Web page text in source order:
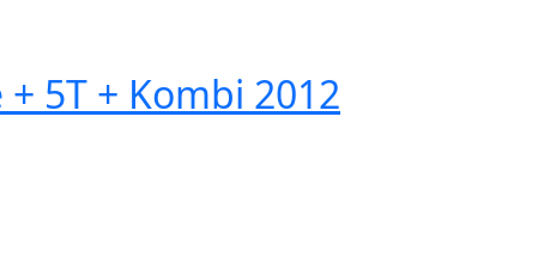
+ 5T + Kombi 2012